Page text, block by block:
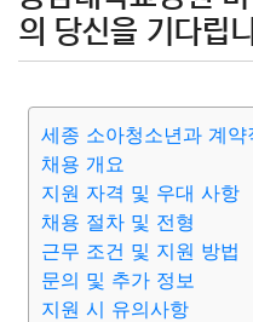
질병 가요 방송 일상
요리 상품리뷰 원예
대출 자동차 취미 여행
종교 사회 정치
의 당신을 기다립
세종 소아청소년과 계
채용 개요
지원 자격 및 우대 사항
채용 절차 및 전형
근무 조건 및 지원 방법
문의 및 추가 정보
지원 시 유의사항